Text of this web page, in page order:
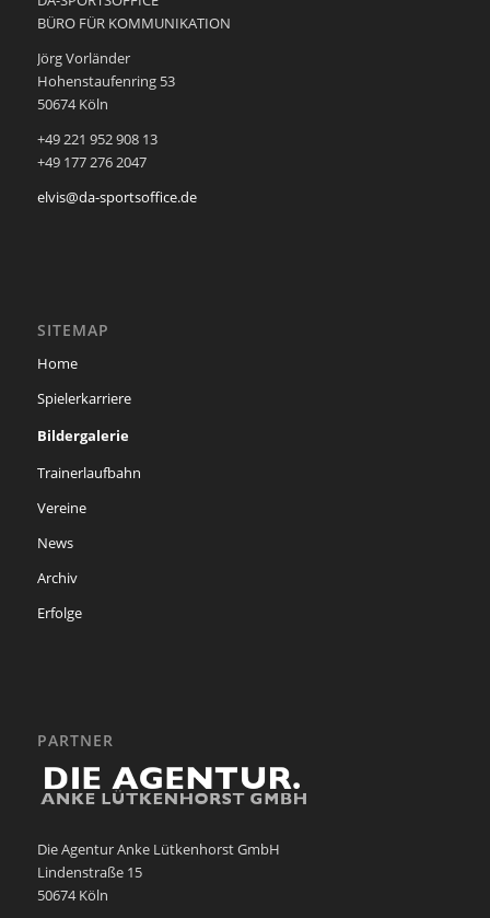
BÜRO FÜR KOMMUNIKATION
Jörg Vorländer
Hohenstaufenring 53
50674 Köln
+49 221 952 908 13
+49 177 276 2047
elvis@da-sportsoffice.de
SITEMAP
Home
Spielerkarriere
Bildergalerie
Trainerlaufbahn
Vereine
News
Archiv
Erfolge
PARTNER
Die Agentur Anke Lütkenhorst GmbH
Lindenstraße 15
50674 Köln